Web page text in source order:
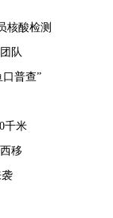
核酸检测
队
普查”
千米
移